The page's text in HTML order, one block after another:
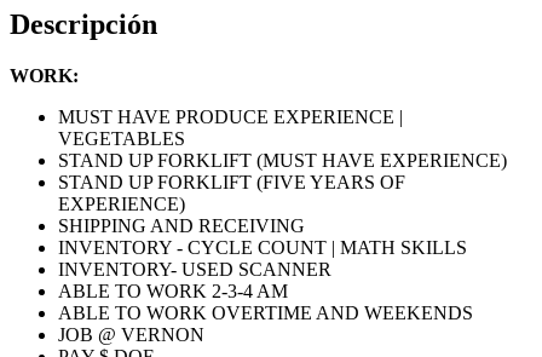
Descripción
WORK:
MUST HAVE PRODUCE EXPERIENCE |
VEGETABLES
STAND UP FORKLIFT (MUST HAVE EXPERIENCE)
STAND UP FORKLIFT (FIVE YEARS OF
EXPERIENCE)
SHIPPING AND RECEIVING
INVENTORY - CYCLE COUNT | MATH SKILLS
INVENTORY- USED SCANNER
ABLE TO WORK 2-3-4 AM
ABLE TO WORK OVERTIME AND WEEKENDS
JOB @ VERNON